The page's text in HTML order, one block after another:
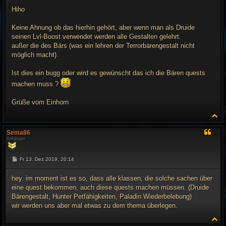
t
g
Hiho
Keine Ahnung ob das hierhin gehört, aber wenn man als Druide
seinen Lvl-Boost verwendet werden alle Gestalten gelehrt.
außer die des Bärs (was ein lehren der Terrorbärengestalt nicht
möglich macht).
Ist dies ein bugg oder wird es gewünscht das ich die Bären quests
machen muss ?
Grüße vom Einhorn
a
c
Sema86
Anfänger
B
i
t
r
a
g
Fr 13. Dez 2019, 20:14
hey. im moment ist es so, dass alle klassen, die solche sachen über
eine quest bekommen, auch diese quests machen müssen. (Druide
Bärengestalt, Hunter Petfähigkeiten, Paladin Wiederbelebung)
wir werden uns aber mal etwas zu dem thema überlegen.